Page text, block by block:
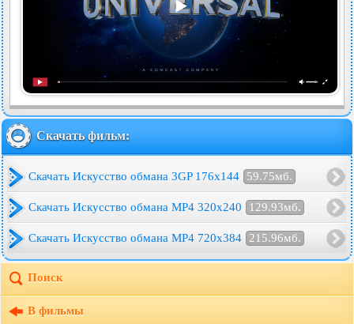
Скачать фильм:
Скачать Искусство обмана 3GP 176x144 59.75мб.
Скачать Искусство обмана MP4 320x240 129.93мб.
Скачать Искусство обмана MP4 720x384 215.96мб.
Поиск
В фильмы